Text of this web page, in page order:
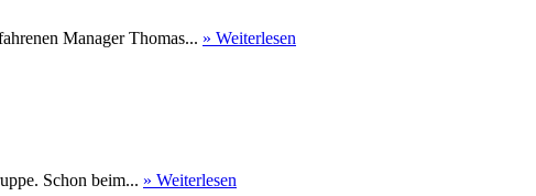
Manager Thomas... » Weiterlesen
Schon beim... » Weiterlesen